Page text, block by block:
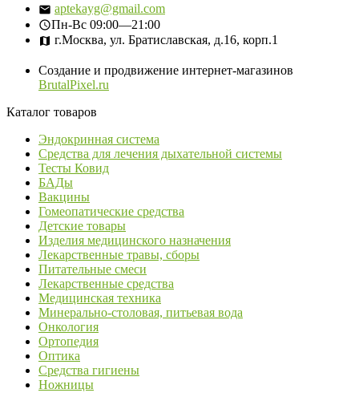
aptekayg@gmail.com
Пн-Вс 09:00—21:00
г.Москва, ул. Братиславская, д.16, корп.1
Создание и продвижение интернет-магазинов
BrutalPixel.ru
Каталог товаров
Эндокринная система
Средства для лечения дыхательной системы
Тесты Ковид
БАДы
Вакцины
Гомеопатические средства
Детские товары
Изделия медицинского назначения
Лекарственные травы, сборы
Питательные смеси
Лекарственные средства
Медицинская техника
Минерально-столовая, питьевая вода
Онкология
Ортопедия
Оптика
Средства гигиены
Ножницы